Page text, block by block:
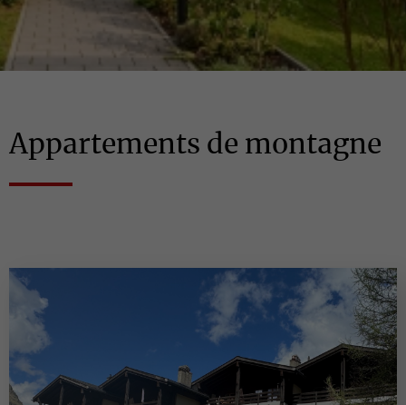
Appartements de montagne